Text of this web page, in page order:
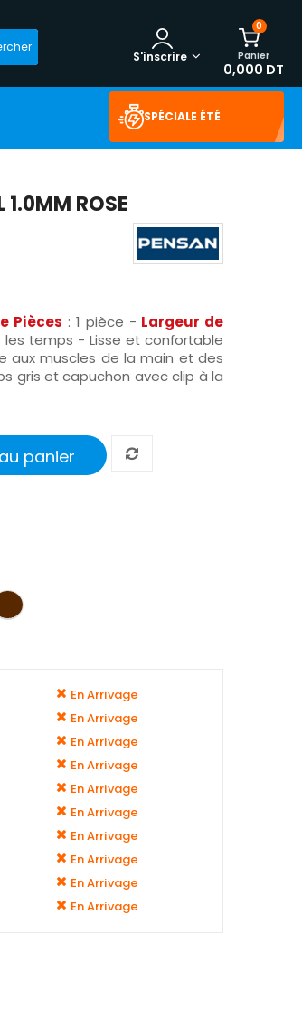
0
Panier
0,000 DT
S'inscrire
SPÉCIALE ÉTÉ
1.0MM ROSE
Pièces : 1 pièce - Largeur de
temps - Lisse et confortable
aux muscles de la main et des
gris et capuchon avec clip à la
panier
En Arrivage
En Arrivage
En Arrivage
En Arrivage
En Arrivage
En Arrivage
En Arrivage
En Arrivage
En Arrivage
En Arrivage